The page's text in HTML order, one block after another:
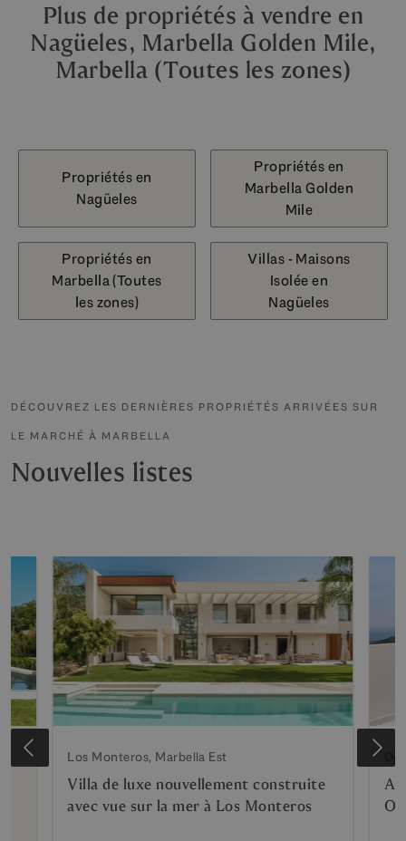
Plus de propriétés à vendre en
Nagüeles, Marbella Golden Mile,
Marbella (Toutes les zones)
Propriétés en
Nagüeles
Propriétés en
Marbella Golden
Mile
Propriétés en
Marbella (Toutes
les zones)
Villas - Maisons
Isolée en
Nagüeles
DÉCOUVREZ LES DERNIÈRES PROPRIÉTÉS ARRIVÉES SUR
LE MARCHÉ À MARBELLA
Nouvelles listes
Los Monteros, Marbella Est
Villa de luxe nouvellement construite
avec vue sur la mer à Los Monteros